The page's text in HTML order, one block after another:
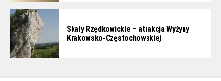
Skały Rzędkowickie – atrakcja Wyżyny
Krakowsko-Częstochowskiej